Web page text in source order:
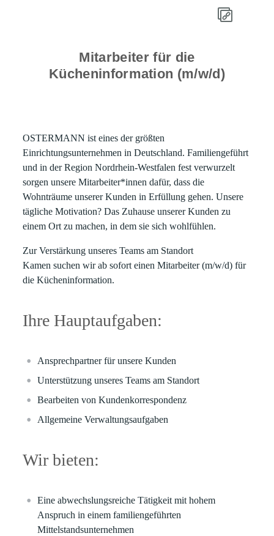
Mitarbeiter für die
Kücheninformation (m/w/d)
OSTERMANN ist eines der größten
Einrichtungsunternehmen in Deutschland. Familiengeführt
und in der Region Nordrhein-Westfalen fest verwurzelt
sorgen unsere Mitarbeiter*innen dafür, dass die
Wohnträume unserer Kunden in Erfüllung gehen. Unsere
tägliche Motivation? Das Zuhause unserer Kunden zu
einem Ort zu machen, in dem sie sich wohlfühlen.
Zur Verstärkung unseres Teams am Standort
Kamen suchen wir ab sofort einen Mitarbeiter (m/w/d) für
die Kücheninformation.
Ihre Hauptaufgaben:
Ansprechpartner für unsere Kunden
Unterstützung unseres Teams am Standort
Bearbeiten von Kundenkorrespondenz
Allgemeine Verwaltungsaufgaben
Wir bieten:
Eine abwechslungsreiche Tätigkeit mit hohem
Anspruch in einem familiengeführten
Mittelstandsunternehmen